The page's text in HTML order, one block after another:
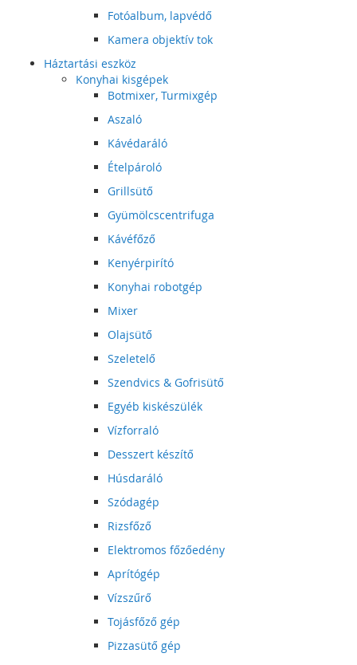
Fotóalbum, lapvédő
Kamera objektív tok
Háztartási eszköz
Konyhai kisgépek
Botmixer, Turmixgép
Aszaló
Kávédaráló
Ételpároló
Grillsütő
Gyümölcscentrifuga
Kávéfőző
Kenyérpirító
Konyhai robotgép
Mixer
Olajsütő
Szeletelő
Szendvics & Gofrisütő
Egyéb kiskészülék
Vízforraló
Desszert készítő
Húsdaráló
Szódagép
Rizsfőző
Elektromos főzőedény
Aprítógép
Vízszűrő
Tojásfőző gép
Pizzasütő gép